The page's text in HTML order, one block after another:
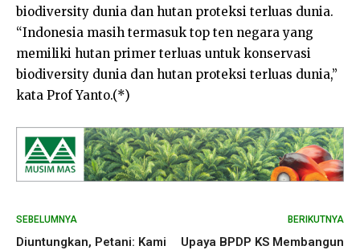
biodiversity dunia dan hutan proteksi terluas dunia.
“Indonesia masih termasuk top ten negara yang
memiliki hutan primer terluas untuk konservasi
biodiversity dunia dan hutan proteksi terluas dunia,”
kata Prof Yanto.(*)
SEBELUMNYA
Diuntungkan, Petani: Kami
BERIKUTNYA
Upaya BPDP KS Membangun